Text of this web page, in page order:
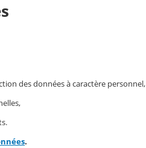
des données à caractère personnel,
.